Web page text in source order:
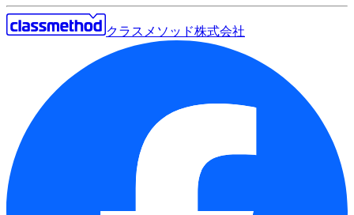
クラスメソッド株式会社